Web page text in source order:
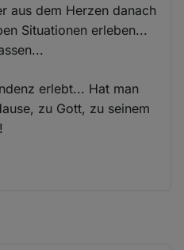
aus dem Herzen danach
Situationen erleben...
erlebt... Hat man
zu Gott, zu seinem